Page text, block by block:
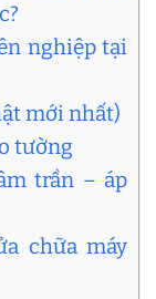
nghiệp tại
mới nhất)
tường
trần – áp
chữa máy